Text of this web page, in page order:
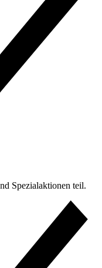
Spezialaktionen teil.